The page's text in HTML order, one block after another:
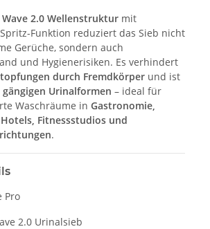
Wave 2.0 Wellenstruktur mit
Funktion reduziert das Sieb nicht
Gerüche, sondern auch
und Hygienerisiken. Es verhindert
durch Fremdkörper und ist
gängigen Urinalformen – ideal für
Waschräume in Gastronomie,
Fitnessstudios und
.
Pro
2.0 Urinalsieb